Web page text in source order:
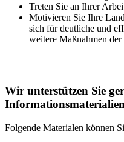
Treten Sie an Ihrer
Motivieren Sie Ihre
sich für deutliche und
weitere Maßnahmen
Wir unterstützen Sie
Informationsmaterialien
Folgende Materialen können